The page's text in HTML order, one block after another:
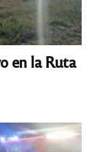
en la Ruta